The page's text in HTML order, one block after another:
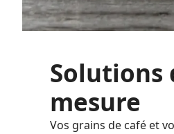
Solutions
mesure
Vos grains de café et